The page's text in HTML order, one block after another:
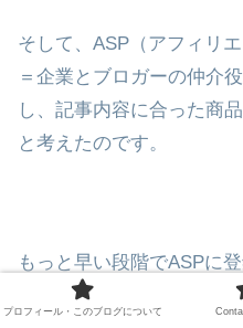
そして、ASP（アフィリ
＝企業とブロガーの仲介
し、記事内容に合った商
と考えたのです。
もっと早い段階でASPに
と思います。5記事~10記
プロフィール・このブログについて